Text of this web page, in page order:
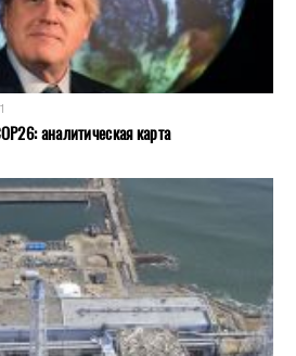
аналитическая карта